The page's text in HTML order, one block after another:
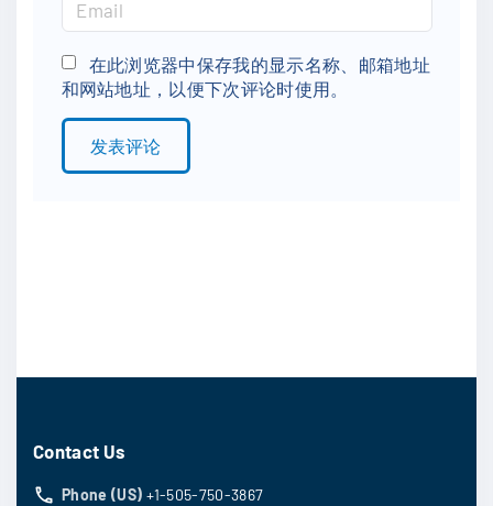
e
*
m
a
i
l
在此浏览器中保存我的显示名称、邮箱地址
和网站地址，以便下次评论时使用。
Contact Us
Phone (US) +1-505-750-3867